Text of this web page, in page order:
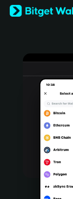
English
日本語
Türkçe
Português (Portugal)
Bahasa Indonesia